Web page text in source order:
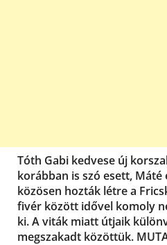
Tóth Gabi kedvese új
korábban is szó esett, Máté
közösen hozták létre a
fivér között idővel komoly
ki. A viták miatt útjaik
megszakadt közöttük.